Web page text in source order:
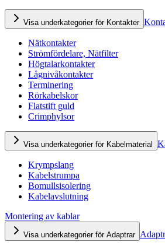
Visa underkategorier för Kontakter
Nätkontakter
Strömfördelare, Nätfilter
Högtalarkontakter
Lågnivåkontakter
Terminering
Rörkabelskor
Flatstift guld
Crimphylsor
Visa underkategorier för Kabelmaterial
Krympslang
Kabelstrumpa
Bomullsisolering
Kabelavslutning
Montering av kablar
Visa underkategorier för Adaptrar